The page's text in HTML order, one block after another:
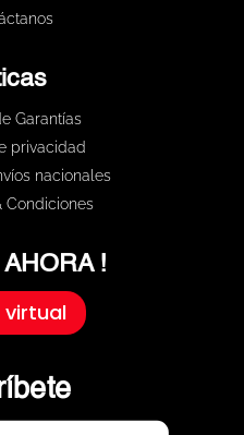
Garantías
privacidad
nacionales
Condiciones
AHORA !
virtual